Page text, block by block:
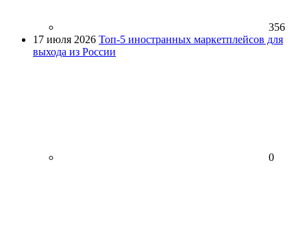
356
17 июля 2026 Топ-5 иностранных маркетплейсов для
выхода из России
0